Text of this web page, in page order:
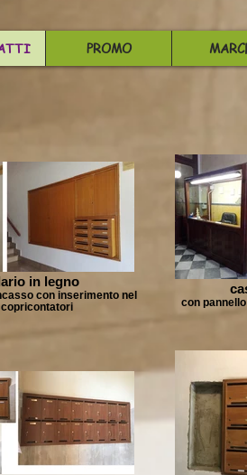
PROMO
in legno
con inserimento nel
con